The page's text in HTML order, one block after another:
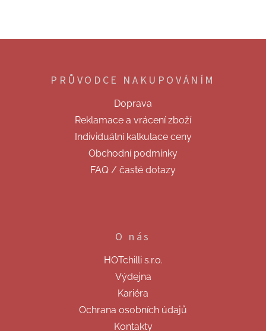
PRŮVODCE NAKUPOVÁNÍM
Doprava
Reklamace a vrácení zboží
Individuální kalkulace ceny
Obchodní podmínky
FAQ / časté dotazy
O nás
HOTchilli s.r.o.
Výdejna
Kariéra
Ochrana osobních údajů
Kontakty